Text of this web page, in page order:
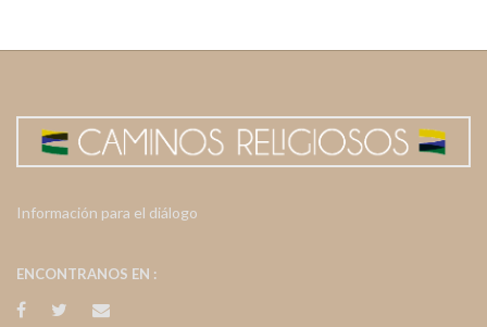
Información para el diálogo
ENCONTRANOS EN :